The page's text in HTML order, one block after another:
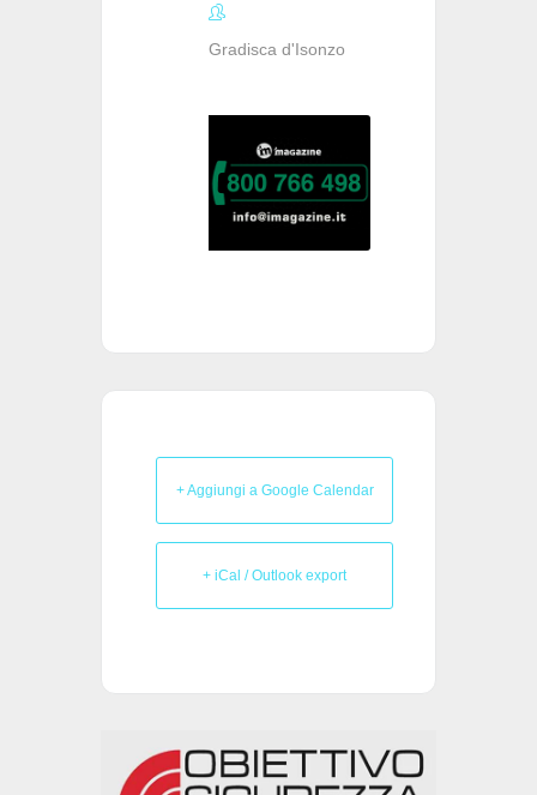
Gradisca d'Isonzo
+ Aggiungi a Google Calendar
+ iCal / Outlook export